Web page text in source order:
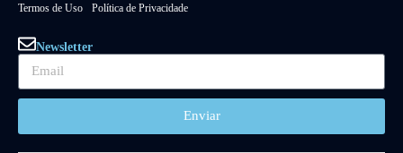
Termos de Uso Política de Privacidade
Newsletter
Enviar